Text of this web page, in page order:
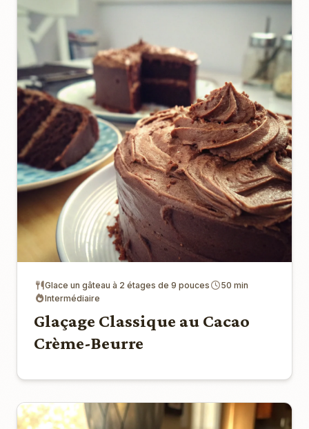
Glace un gâteau à 2 étages de 9 pouces
50 min
Intermédiaire
Glaçage Classique au Cacao
Crème-Beurre